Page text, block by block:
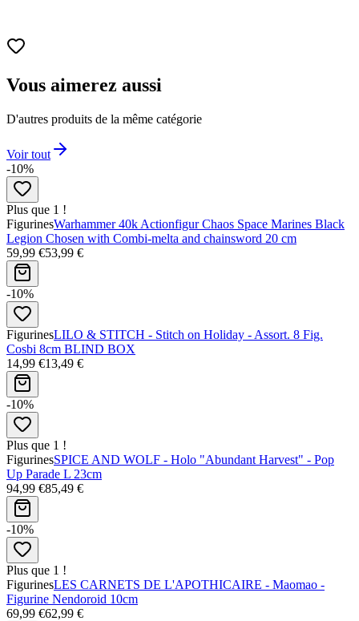
Vous aimerez aussi
D'autres produits de la même catégorie
Voir tout
-10%
Plus que 1 !
FigurinesWarhammer 40k Actionfigur Chaos Space Marines Black
Legion Chosen with Combi-melta and chainsword 20 cm
59,99 €53,99 €
-10%
FigurinesLILO & STITCH - Stitch on Holiday - Assort. 8 Fig.
Cosbi 8cm BLIND BOX
14,99 €13,49 €
-10%
Plus que 1 !
FigurinesSPICE AND WOLF - Holo "Abundant Harvest" - Pop
Up Parade L 23cm
94,99 €85,49 €
-10%
Plus que 1 !
FigurinesLES CARNETS DE L'APOTHICAIRE - Maomao -
Figurine Nendoroid 10cm
69,99 €62,99 €